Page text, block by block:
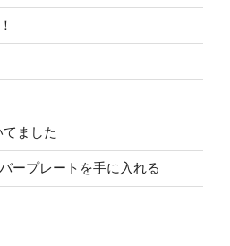
ました
ープレートを手に入れる